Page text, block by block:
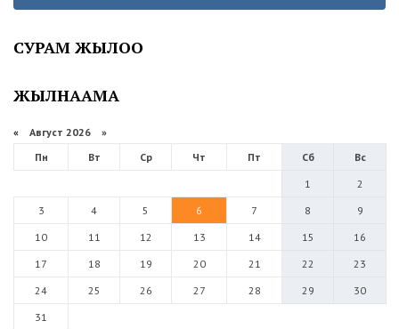
СУРАМ ЖЫЛОО
ЖЫЛНААМА
« Август 2026 »
Пн
Вт Ср Чт Пт Сб
Вс
1
2
3
4 5 6 7 8
9
10
11 12 13 14 15
16
17
18 19 20 21 22
23
24
25 26 27 28 29
30
31